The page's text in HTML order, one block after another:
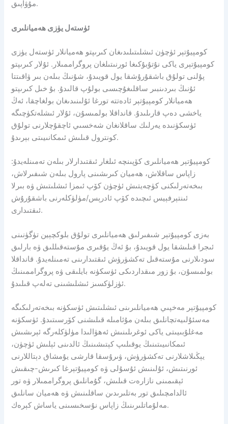
مۇۋاپىق.
ئۈستەل يۈزى ھەميانلىرى
كومپيۇتېر ئۈچۈن ئىشلىتىلىدىغان كىرىپتو ھەميانلار ئۈستەل يۈزى
كومپيۇتېرى ياكى نۇتۇبۇكىغا ئورنىتىلغان پروگراممىلار. ئۇلار كىرىپتو
پۇلنى تولۇق باشقۇرۇشقا يول قويىدۇ، شۇنىڭ بىلەن بىر ۋاقىتتا
ئۇنىڭ بىردىنبىر ساقلىغۇچىسى بولۇپ قالىدۇ. بۇ خىل كىرىپتو
ھەميانلار كومپيۇتېر ئادەتتە تورغا ئۇلىنىدىغان بولغاچقا، ئەڭ
ياخشى دەپ قارىلىدۇ. قانداقلا بولمىسۇن، ئۇلار ئىشلەتكۈچىگە
ئۈسكۈنىدە يەرلىك ساقلانغان شەخسىي ئاچقۇچلارنى تولۇق
كونترول قىلىش ئىمكانىيىتى بېرىدۇ.
كومپيۇتېر ھەميانلىرى كۆپىنچە ئىلغار ئىقتىدارلار بىلەن تەمىنلەيدۇ:
زاپاس ساقلاش، ھەميان كىرىشىنى پارول بىلەن شىفىرلاش،
بىخەتەرلىكنى كۈچەيتىش ئۈچۈن كۆپ ئىمزا ئىشلىتىش ۋە بىرلا
ئىنتېرفېيس ئىچىدە كۆپ ئادرېس/مۈلۈكلەرنى باشقۇرۇش
ئىقتىدارى.
بەزى كومپيۇتېر شىفىرلىق ھەميانلىرى تولۇق بلوكچېين تۈگۈنىنى
ئىجرا قىلىشقا يول قويىدۇ، بۇ ئەڭ يۇقىرى مۇستەقىللىق ۋە بارلىق
سودىلارنى مۇستەقىل تەكشۈرۈش ئىقتىدارىنى تەمىنلەيدۇ. قانداقلا
بولمىسۇن، بۇ زور مىقداردىكى ئۈسكۈنە بايلىقى ۋە پروگراممىنىڭ
ئۈزلۈكسىز ئىشلىشىنى تەلەپ قىلىدۇ.
كومپيۇتېر مەخپىي ھەميانلىرىنى ئىشلىتىش ئۈسكۈنە بىخەتەرلىكىگە
مەسئۇلىيەتچانلىق بىلەن مۇئامىلە قىلىشنى كۆرسىتىدۇ. ئۈسكۈنە
مەغلۇبىيىتى ياكى ئوغرىلىنىش ئەھۋالىدا مۈلۈكلەرگە ئېرىشىش
ئىمكانىيىتىنىڭ يوقىلىپ كېتىشىنىڭ ئالدىنى ئېلىش ئۈچۈن،
يېڭىلاشلارنى تەكشۈرۈش، ۋىرۇسقا قارشى يۇمشاق دېتاللارنى
ئورنىتىش، ئۇلىنىش ئۇسۇلى ۋە كومپيۇتېرغا كىرىش-چىقىش
ئېقىمىنى نازارەت قىلىش، گۇمانلىق پروگراممىلار ۋە تور
ئالدامچىلىق تور بەتلىرىدىن ساقلىنىش ۋە ھەميان سانلىق
مەلۇماتلىرىنىڭ زاپاس نۇسخىسىنى ياساش كېرەك.